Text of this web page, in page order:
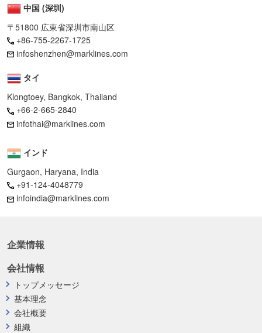
中国 (深圳)
〒51800 広東省深圳市南山区
+86-755-2267-1725
infoshenzhen@marklines.com
タイ
Klongtoey, Bangkok, Thailand
+66-2-665-2840
infothai@marklines.com
インド
Gurgaon, Haryana, India
+91-124-4048779
infoindia@marklines.com
企業情報
会社情報
トップメッセージ
基本理念
会社概要
組織